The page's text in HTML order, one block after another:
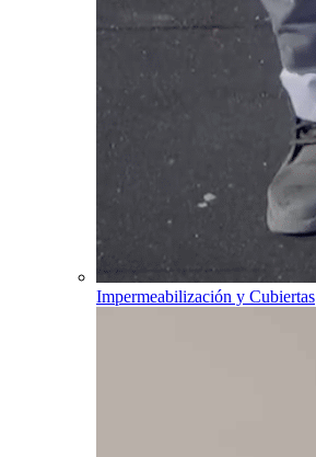
Impermeabilización y Cubiertas